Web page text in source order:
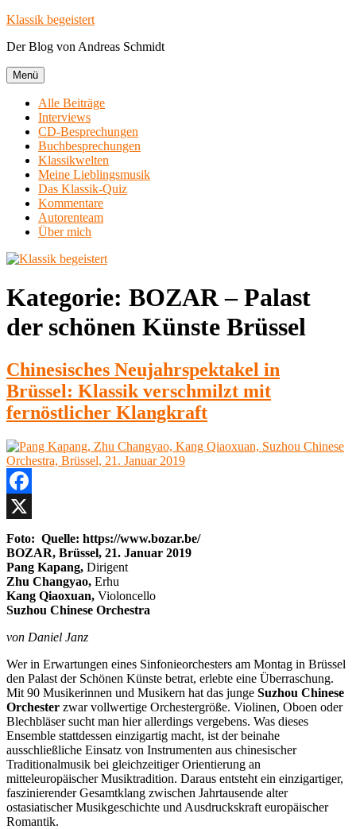
Zum
springen
Klassik begeistert
Der Blog von Andreas Schmidt
Menü
Alle Beiträge
Interviews
CD-Besprechungen
Buchbesprechungen
Klassikwelten
Meine Lieblingsmusik
Das Klassik-Quiz
Kommentare
Autorenteam
Über mich
Kategorie: BOZAR – Palast
der schönen Künste Brüssel
Chinesisches Neujahrspektakel in
Brüssel: Klassik verschmilzt mit
fernöstlicher Klangkraft
Facebook
X
Foto: Quelle: https://www.bozar.be/
BOZAR, Brüssel, 21. Januar 2019
Pang Kapang, Dirigent
Zhu Changyao, Erhu
Kang Qiaoxuan, Violoncello
Suzhou Chinese Orchestra
von Daniel Janz
Wer in Erwartungen eines Sinfonieorchesters am Montag in Brüssel
den Palast der Schönen Künste betrat, erlebte eine Überraschung.
Mit 90 Musikerinnen und Musikern hat das junge Suzhou Chinese
Orchester zwar vollwertige Orchestergröße. Violinen, Oboen oder
Blechbläser sucht man hier allerdings vergebens. Was dieses
Ensemble stattdessen einzigartig macht, ist der beinahe
ausschließliche Einsatz von Instrumenten aus chinesischer
Traditionalmusik bei gleichzeitiger Orientierung an
mitteleuropäischer Musiktradition. Daraus entsteht ein einzigartiger,
faszinierender Gesamtklang zwischen Jahrtausende alter
ostasiatischer Musikgeschichte und Ausdruckskraft europäischer
Romantik.